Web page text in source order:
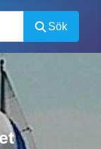
Sök